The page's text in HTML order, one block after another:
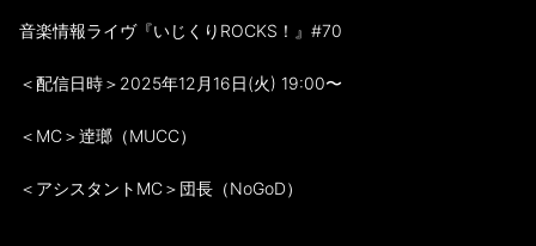
音楽情報ライヴ『いじくりROCKS！』#70
＜配信日時＞2025年12月16日(火) 19:00〜
＜MC＞逹瑯（MUCC）
＜アシスタントMC＞団長（NoGoD）